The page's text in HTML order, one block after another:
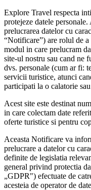
Explore Travel respecta
protejeze datele
prelucrarea datelor cu
“Notificare”) are rolul de
modul in care prelucram
site-ul nostru sau cand ne
dvs. personale (cum ar fi:
servicii turistice, atunci
participati la o calatorie
Acest site este destinat
in care colectam date
oferte turistice si pentru
Aceasta Notificare va
prelucrare a datelor cu
definite de legislatia
general privind protectia
„GDPR") efectuate de
acesteia de operator de